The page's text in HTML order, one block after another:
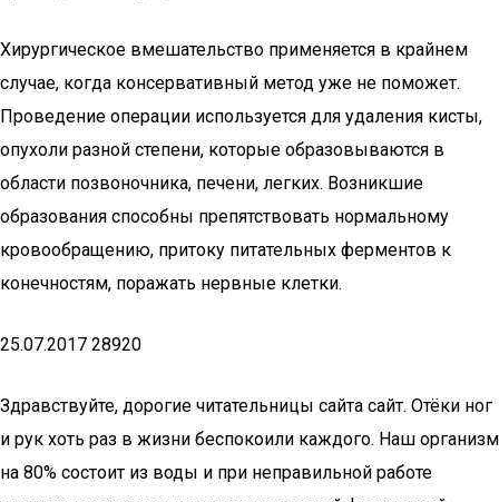
Хирургическое вмешательство применяется в крайнем
случае, когда консервативный метод уже не поможет.
Проведение операции используется для удаления кисты,
опухоли разной степени, которые образовываются в
области позвоночника, печени, легких. Возникшие
образования способны препятствовать нормальному
кровообращению, притоку питательных ферментов к
конечностям, поражать нервные клетки.
25.07.2017 28920
Здравствуйте, дорогие читательницы сайта сайт. Отёки ног
и рук хоть раз в жизни беспокоили каждого. Наш организм
на 80% состоит из воды и при неправильной работе